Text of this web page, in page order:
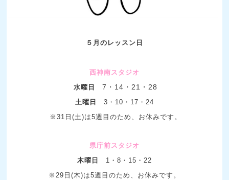
５月のレッスン日
西神南スタジオ
水曜日
7・14 ・21・28
土曜日
3・10・17・24
※31日(土)は5週目のため、お休みです。
県庁前スタジオ
木曜日
1・8・15・22
※29日(木)は5週目のため、お休みです。